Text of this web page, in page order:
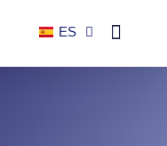
ES
EN